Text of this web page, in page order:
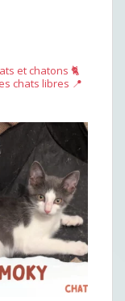
et chatons 🐈
chats libres 📍